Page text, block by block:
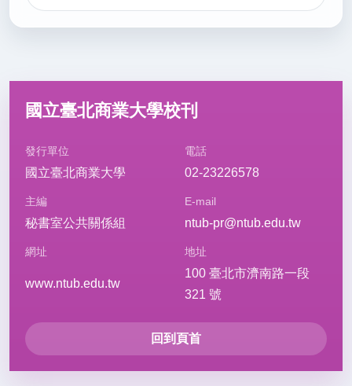
國立臺北商業大學校刊
發行單位
國立臺北商業大學
電話
02-23226578
主編
秘書室公共關係組
E-mail
ntub-pr@ntub.edu.tw
網址
www.ntub.edu.tw
地址
100 臺北市濟南路一段
321 號
回到頁首